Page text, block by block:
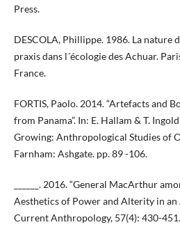
Press.
DESCOLA, Phillippe. 1986. La nature
praxis dans l´écologie des Achuar.
France.
FORTIS, Paolo. 2014. “Artefacts and
from Panama”. In: E. Hallam & T.
Growing: Anthropological Studies of
Farnham: Ashgate. pp. 89 -106.
______. 2016. “General MacArthur
Aesthetics of Power and Alterity in an
Current Anthropology, 57(4): 430-451.